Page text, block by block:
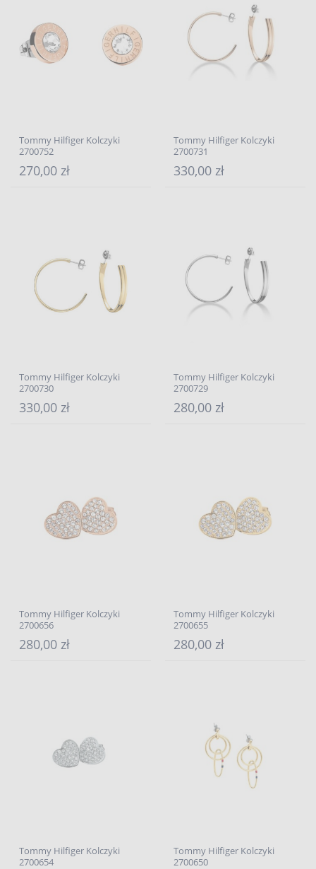
Tommy Hilfiger Kolczyki
2700752
270,00 zł
Tommy Hilfiger Kolczyki
2700731
330,00 zł
Tommy Hilfiger Kolczyki
2700730
330,00 zł
Tommy Hilfiger Kolczyki
2700729
280,00 zł
Tommy Hilfiger Kolczyki
2700656
280,00 zł
Tommy Hilfiger Kolczyki
2700655
280,00 zł
Tommy Hilfiger Kolczyki
2700654
Tommy Hilfiger Kolczyki
2700650